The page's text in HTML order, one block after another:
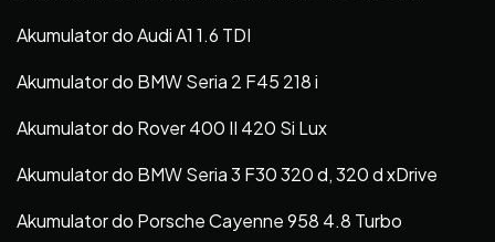
Akumulator do Audi A1 1.6 TDI
Akumulator do BMW Seria 2 F45 218 i
Akumulator do Rover 400 II 420 Si Lux
Akumulator do BMW Seria 3 F30 320 d, 320 d xDrive
Akumulator do Porsche Cayenne 958 4.8 Turbo